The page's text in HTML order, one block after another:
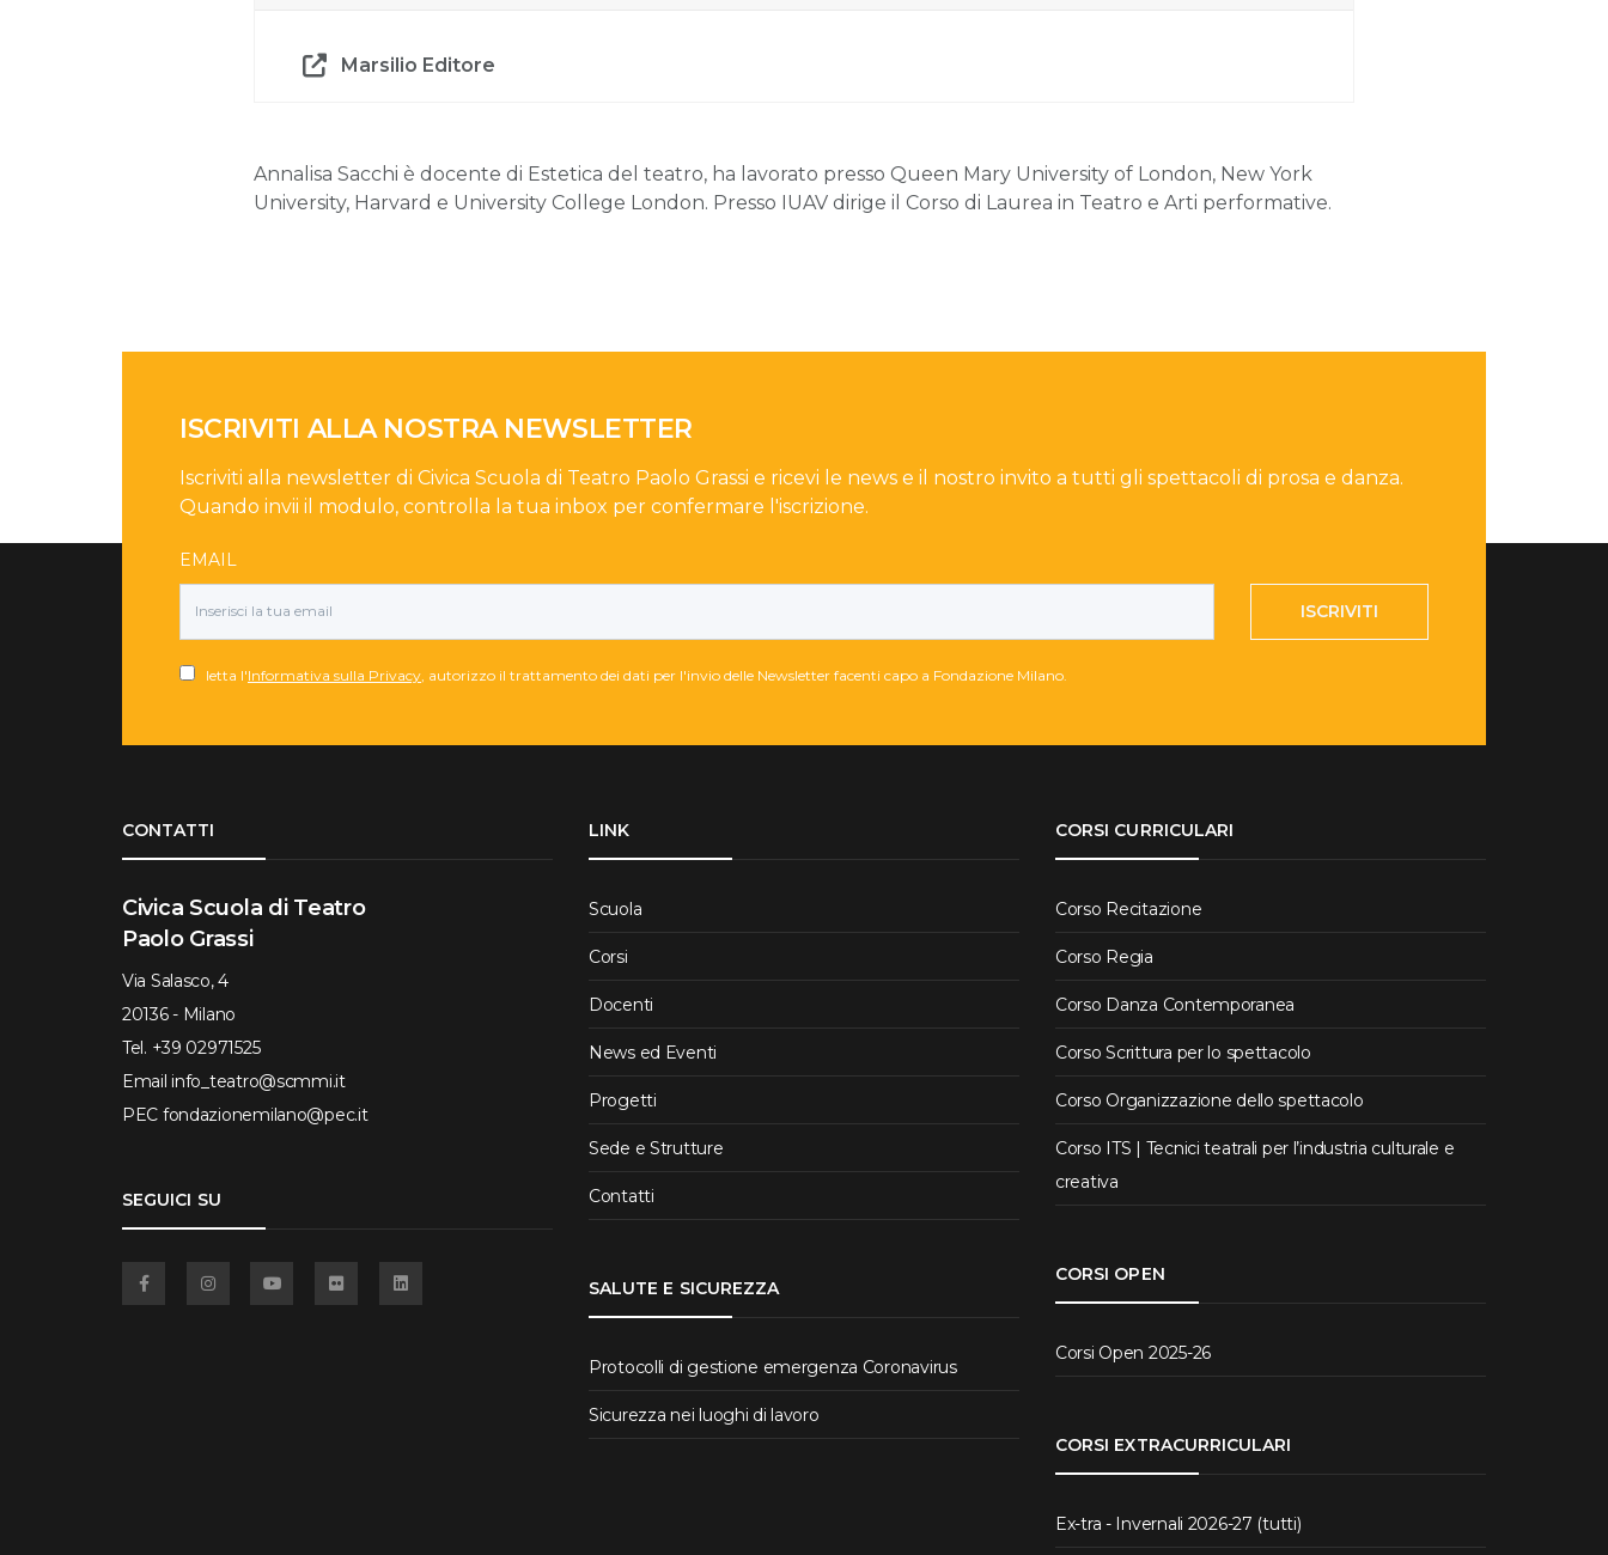
Marsilio Editore
Annalisa Sacchi è docente di Estetica del teatro, ha lavorato presso Queen Mary University of London, New York
University, Harvard e University College London. Presso IUAV dirige il Corso di Laurea in Teatro e Arti performative.
ISCRIVITI ALLA NOSTRA NEWSLETTER
Iscriviti alla newsletter di Civica Scuola di Teatro Paolo Grassi e ricevi le news e il nostro invito a tutti gli spettacoli di prosa e danza.
Quando invii il modulo, controlla la tua inbox per confermare l'iscrizione.
EMAIL
ISCRIVITI
letta l'Informativa sulla Privacy , autorizzo il trattamento dei dati per l'invio delle Newsletter facenti capo a Fondazione Milano.
CONTATTI
Civica Scuola di Teatro
Paolo Grassi
Via Salasco, 4
20136 - Milano
Tel. +39 02971525
Email info_teatro@scmmi.it
PEC fondazionemilano@pec.it
SEGUICI SU
LINK
Scuola
Corsi
Docenti
News ed Eventi
Progetti
Sede e Strutture
Contatti
SALUTE E SICUREZZA
Protocolli di gestione emergenza Coronavirus
Sicurezza nei luoghi di lavoro
CORSI CURRICULARI
Corso Recitazione
Corso Regia
Corso Danza Contemporanea
Corso Scrittura per lo spettacolo
Corso Organizzazione dello spettacolo
Corso ITS | Tecnici teatrali per l’industria culturale e
creativa
CORSI OPEN
Corsi Open 2025-26
CORSI EXTRACURRICULARI
Ex-tra - Invernali 2026-27 (tutti)